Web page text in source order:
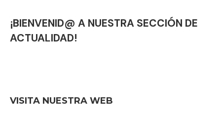
¡BIENVENID@ A NUESTRA SECCIÓN DE
ACTUALIDAD!
VISITA NUESTRA WEB